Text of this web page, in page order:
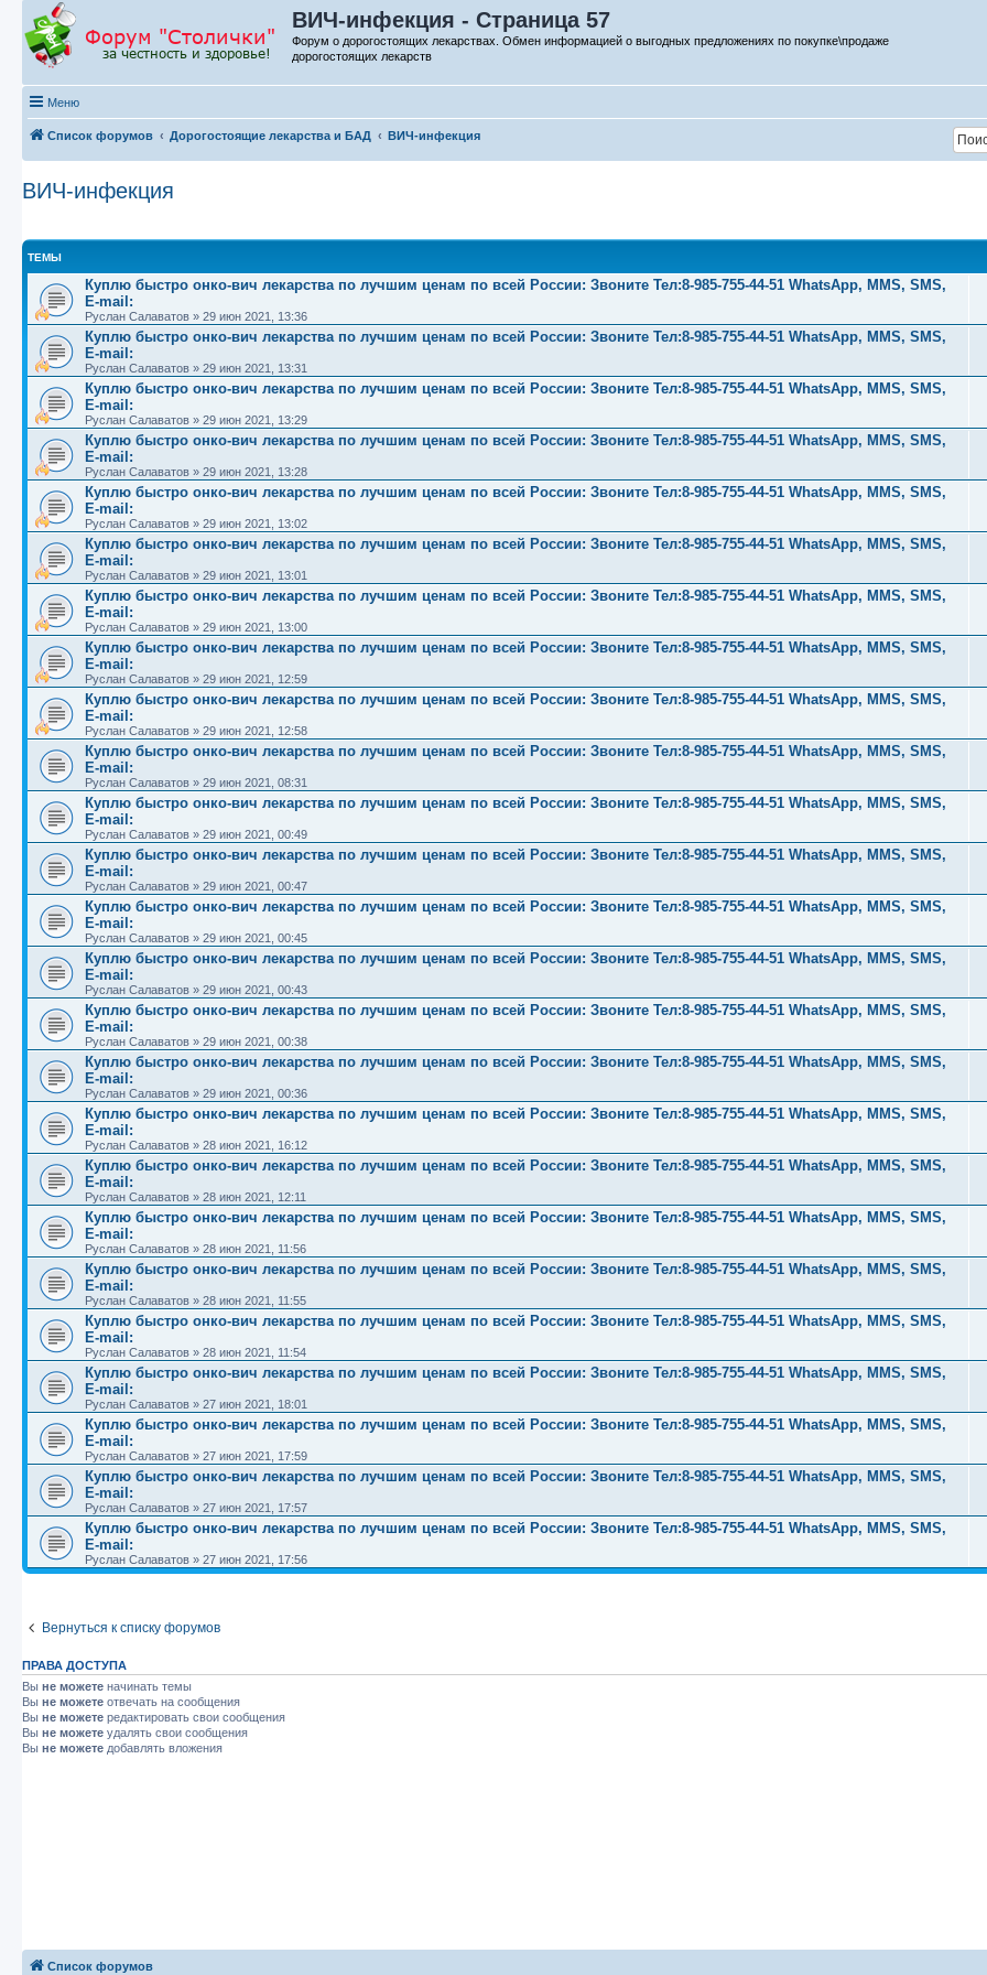
ВИЧ-инфекция - Страница 57
Форум о дорогостоящих лекарствах. Обмен информацией о выгодных предложениях по покупке\продаже
дорогостоящих лекарств
Меню
Список форумов Дорогостоящие лекарства и БАД ВИЧ-инфекция
ВИЧ-инфекция
ТЕМЫ
Куплю быстро онко-вич лекарства по лучшим ценам по всей России: Звоните Тел:‪8-985-755-44-51 WhatsApp, MMS, SMS,
E-mail:
Руслан Салаватов » 29 июн 2021, 13:36
Куплю быстро онко-вич лекарства по лучшим ценам по всей России: Звоните Тел:‪8-985-755-44-51 WhatsApp, MMS, SMS,
E-mail:
Руслан Салаватов » 29 июн 2021, 13:31
Куплю быстро онко-вич лекарства по лучшим ценам по всей России: Звоните Тел:‪8-985-755-44-51 WhatsApp, MMS, SMS,
E-mail:
Руслан Салаватов » 29 июн 2021, 13:29
Куплю быстро онко-вич лекарства по лучшим ценам по всей России: Звоните Тел:‪8-985-755-44-51 WhatsApp, MMS, SMS,
E-mail:
Руслан Салаватов » 29 июн 2021, 13:28
Куплю быстро онко-вич лекарства по лучшим ценам по всей России: Звоните Тел:‪8-985-755-44-51 WhatsApp, MMS, SMS,
E-mail:
Руслан Салаватов » 29 июн 2021, 13:02
Куплю быстро онко-вич лекарства по лучшим ценам по всей России: Звоните Тел:‪8-985-755-44-51 WhatsApp, MMS, SMS,
E-mail:
Руслан Салаватов » 29 июн 2021, 13:01
Куплю быстро онко-вич лекарства по лучшим ценам по всей России: Звоните Тел:‪8-985-755-44-51 WhatsApp, MMS, SMS,
E-mail:
Руслан Салаватов » 29 июн 2021, 13:00
Куплю быстро онко-вич лекарства по лучшим ценам по всей России: Звоните Тел:‪8-985-755-44-51 WhatsApp, MMS, SMS,
E-mail:
Руслан Салаватов » 29 июн 2021, 12:59
Куплю быстро онко-вич лекарства по лучшим ценам по всей России: Звоните Тел:‪8-985-755-44-51 WhatsApp, MMS, SMS,
E-mail:
Руслан Салаватов » 29 июн 2021, 12:58
Куплю быстро онко-вич лекарства по лучшим ценам по всей России: Звоните Тел:‪8-985-755-44-51 WhatsApp, MMS, SMS,
E-mail:
Руслан Салаватов » 29 июн 2021, 08:31
Куплю быстро онко-вич лекарства по лучшим ценам по всей России: Звоните Тел:‪8-985-755-44-51 WhatsApp, MMS, SMS,
E-mail:
Руслан Салаватов » 29 июн 2021, 00:49
Куплю быстро онко-вич лекарства по лучшим ценам по всей России: Звоните Тел:‪8-985-755-44-51 WhatsApp, MMS, SMS,
E-mail:
Руслан Салаватов » 29 июн 2021, 00:47
Куплю быстро онко-вич лекарства по лучшим ценам по всей России: Звоните Тел:‪8-985-755-44-51 WhatsApp, MMS, SMS,
E-mail:
Руслан Салаватов » 29 июн 2021, 00:45
Куплю быстро онко-вич лекарства по лучшим ценам по всей России: Звоните Тел:‪8-985-755-44-51 WhatsApp, MMS, SMS,
E-mail:
Руслан Салаватов » 29 июн 2021, 00:43
Куплю быстро онко-вич лекарства по лучшим ценам по всей России: Звоните Тел:‪8-985-755-44-51 WhatsApp, MMS, SMS,
E-mail:
Руслан Салаватов » 29 июн 2021, 00:38
Куплю быстро онко-вич лекарства по лучшим ценам по всей России: Звоните Тел:‪8-985-755-44-51 WhatsApp, MMS, SMS,
E-mail:
Руслан Салаватов » 29 июн 2021, 00:36
Куплю быстро онко-вич лекарства по лучшим ценам по всей России: Звоните Тел:‪8-985-755-44-51 WhatsApp, MMS, SMS,
E-mail:
Руслан Салаватов » 28 июн 2021, 16:12
Куплю быстро онко-вич лекарства по лучшим ценам по всей России: Звоните Тел:‪8-985-755-44-51 WhatsApp, MMS, SMS,
E-mail:
Руслан Салаватов » 28 июн 2021, 12:11
Куплю быстро онко-вич лекарства по лучшим ценам по всей России: Звоните Тел:‪8-985-755-44-51 WhatsApp, MMS, SMS,
E-mail:
Руслан Салаватов » 28 июн 2021, 11:56
Куплю быстро онко-вич лекарства по лучшим ценам по всей России: Звоните Тел:‪8-985-755-44-51 WhatsApp, MMS, SMS,
E-mail:
Руслан Салаватов » 28 июн 2021, 11:55
Куплю быстро онко-вич лекарства по лучшим ценам по всей России: Звоните Тел:‪8-985-755-44-51 WhatsApp, MMS, SMS,
E-mail:
Руслан Салаватов » 28 июн 2021, 11:54
Куплю быстро онко-вич лекарства по лучшим ценам по всей России: Звоните Тел:‪8-985-755-44-51 WhatsApp, MMS, SMS,
E-mail:
Руслан Салаватов » 27 июн 2021, 18:01
Куплю быстро онко-вич лекарства по лучшим ценам по всей России: Звоните Тел:‪8-985-755-44-51 WhatsApp, MMS, SMS,
E-mail:
Руслан Салаватов » 27 июн 2021, 17:59
Куплю быстро онко-вич лекарства по лучшим ценам по всей России: Звоните Тел:‪8-985-755-44-51 WhatsApp, MMS, SMS,
E-mail:
Руслан Салаватов » 27 июн 2021, 17:57
Куплю быстро онко-вич лекарства по лучшим ценам по всей России: Звоните Тел:‪8-985-755-44-51 WhatsApp, MMS, SMS,
E-mail:
Руслан Салаватов » 27 июн 2021, 17:56
Вернуться к списку форумов
ПРАВА ДОСТУПА
Вы не можете начинать темы
Вы не можете отвечать на сообщения
Вы не можете редактировать свои сообщения
Вы не можете удалять свои сообщения
Вы не можете добавлять вложения
Список форумов